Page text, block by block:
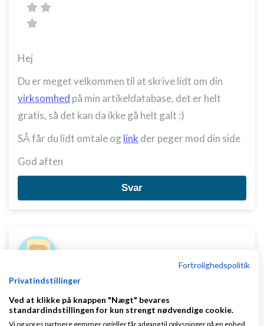
Hej
Du er meget velkommen til at skrive lidt om din
virksomhed på min artikeldatabase, det er helt
gratis, så det kan da ikke gå helt galt :)
SÅ får du lidt omtale og link der peger mod din side
God aften
Svar
Slettet Bruger
Fortrolighedspolitik
Privatindstillinger
Ved at klikke på knappen "Nægt" bevares
standardindstillingen for kun strengt nødvendige cookie.
Vi og vores partnere gemmer og/eller får adgang til oplysninger på en enhed,